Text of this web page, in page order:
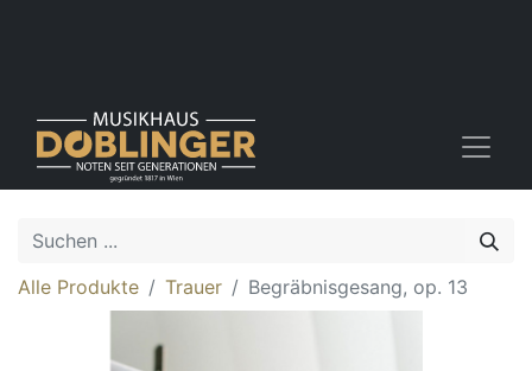
Alle Produkte Trauer Begräbnisgesang, op. 13